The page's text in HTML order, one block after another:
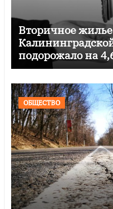
Вторичное
подорожало на
ОБЩЕСТВО